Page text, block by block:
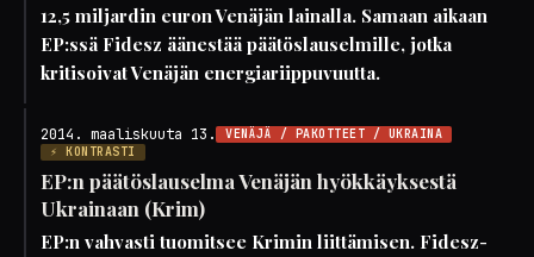
12,5 miljardin euron Venäjän lainalla. Samaan aikaan
EP:ssä Fidesz äänestää päätöslauselmille, jotka
kritisoivat Venäjän energiariippuvuutta.
2014. maaliskuuta 13.
VENÄJÄ / PAKOTTEET / UKRAINA
⚡ KONTRASTI
EP:n päätöslauselma Venäjän hyökkäyksestä
Ukrainaan (Krim)
EP:n vahvasti tuomitsee Krimin liittämisen. Fidesz-